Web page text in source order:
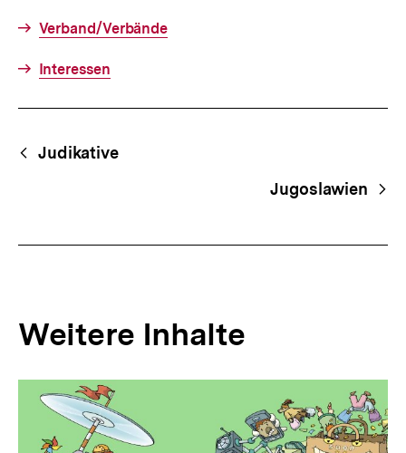
Verband/Verbände
Interessen
Begriffsnavigation
Content-
Navigation
Judikative
Jugoslawien
Weitere Inhalte
Inhaltskarousell
weitere
Inhalte
Inhaltskarussell
überspringen